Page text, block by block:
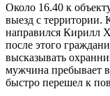
Около 16.40 к
выезд с территории.
направился Кирилл
после этого
высказывать
мужчина пребывает
быстро перешел к